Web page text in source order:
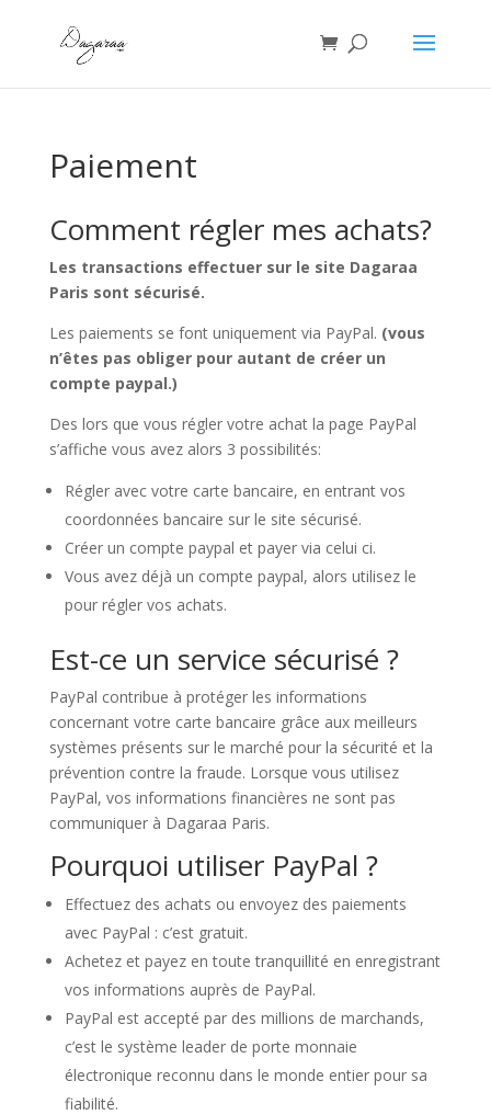
Paiement
Comment régler mes achats?
Les transactions effectuer sur le site Dagaraa
Paris sont sécurisé.
Les paiements se font uniquement via PayPal. (vous
n’êtes pas obliger pour autant de créer un
compte paypal.)
Des lors que vous régler votre achat la page PayPal
s’affiche vous avez alors 3 possibilités:
Régler avec votre carte bancaire, en entrant vos
coordonnées bancaire sur le site sécurisé.
Créer un compte paypal et payer via celui ci.
Vous avez déjà un compte paypal, alors utilisez le
pour régler vos achats.
Est-ce un service sécurisé ?
PayPal contribue à protéger les informations
concernant votre carte bancaire grâce aux meilleurs
systèmes présents sur le marché pour la sécurité et la
prévention contre la fraude. Lorsque vous utilisez
PayPal, vos informations financières ne sont pas
communiquer à Dagaraa Paris.
Pourquoi utiliser PayPal ?
Effectuez des achats ou envoyez des paiements
avec PayPal : c’est gratuit.
Achetez et payez en toute tranquillité en enregistrant
vos informations auprès de PayPal.
PayPal est accepté par des millions de marchands,
c’est le système leader de porte monnaie
électronique reconnu dans le monde entier pour sa
fiabilité.